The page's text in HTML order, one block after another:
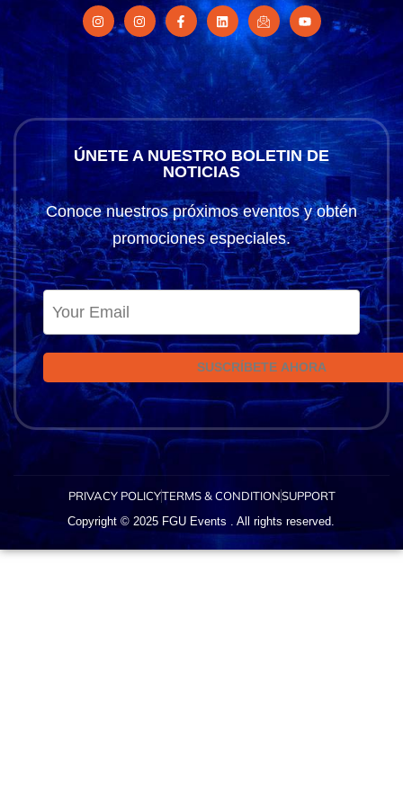
ÚNETE A NUESTRO BOLETIN DE
NOTICIAS
Conoce nuestros próximos eventos y obtén
promociones especiales.
SUSCRÍBETE AHORA
PRIVACY POLICYTERMS & CONDITIONSUPPORT
Copyright © 2025 FGU Events . All rights reserved.